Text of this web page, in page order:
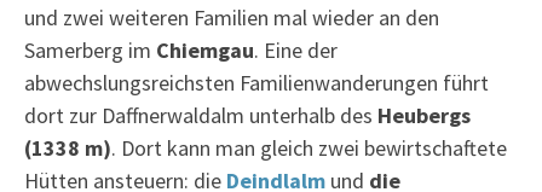
und zwei weiteren Familien mal wieder an den
Samerberg im Chiemgau. Eine der
abwechslungsreichsten Familienwanderungen führt
dort zur Daffnerwaldalm unterhalb des Heubergs
(1338 m). Dort kann man gleich zwei bewirtschaftete
Hütten ansteuern: die Deindlalm und die